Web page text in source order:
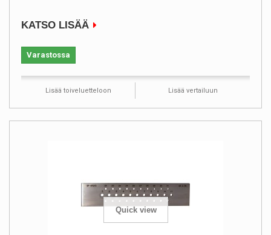
KATSO LISÄÄ
Varastossa
Lisää toiveluetteloon Lisää vertailuun
Quick view